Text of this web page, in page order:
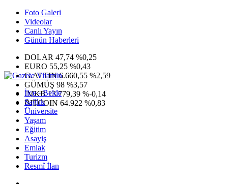
Foto Galeri
Videolar
Canlı Yayın
Günün Haberleri
DOLAR 47,74 %0,25
EURO 55,25 %0,43
G.ALTIN6.660,55 %2,59
GÜMÜŞ 98 %3,57
IMKB13.779,39 %-0,14
BITCOIN 64.922 %0,83
İlçe - Belde
Sağlık
Üniversite
Yaşam
Eğitim
Asayiş
Emlak
Turizm
Resmî İlan